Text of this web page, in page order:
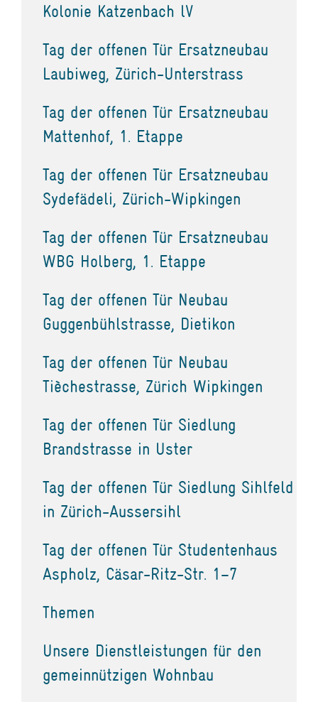
Kolonie Katzenbach lV
Tag der offenen Tür Ersatzneubau
Laubiweg, Zürich-Unterstrass
Tag der offenen Tür Ersatzneubau
Mattenhof, 1. Etappe
Tag der offenen Tür Ersatzneubau
Sydefädeli, Zürich-Wipkingen
Tag der offenen Tür Ersatzneubau
WBG Holberg, 1. Etappe
Tag der offenen Tür Neubau
Guggenbühlstrasse, Dietikon
Tag der offenen Tür Neubau
Tièchestrasse, Zürich Wipkingen
Tag der offenen Tür Siedlung
Brandstrasse in Uster
Tag der offenen Tür Siedlung Sihlfeld
in Zürich-Aussersihl
Tag der offenen Tür Studentenhaus
Aspholz, Cäsar-Ritz-Str. 1–7
Themen
Unsere Dienstleistungen für den
gemeinnützigen Wohnbau